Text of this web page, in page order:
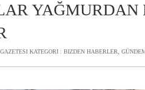
YAĞMURDAN
KATEGORI : BIZDEN HABERLER,